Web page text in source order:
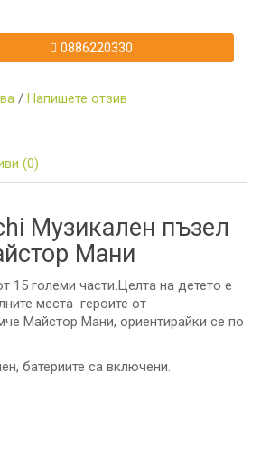
0886220330
/ Напишете отзив
(0)
Музикален пъзел
Мани
15 големи части.Целта на детето е
места героите от
Майстор Мани, ориентирайки се по
батериите са включени.